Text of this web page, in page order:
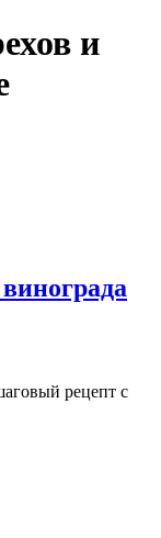
и
рецепт с